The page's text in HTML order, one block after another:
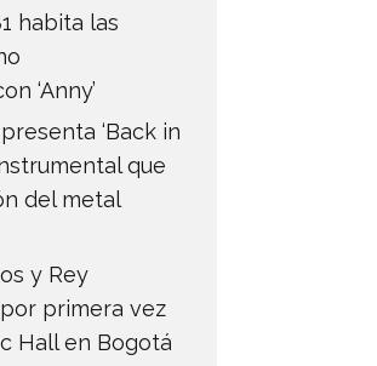
habita las
‘Anny’
‘Back in
que
del metal
y Rey
primera vez
Hall en Bogotá